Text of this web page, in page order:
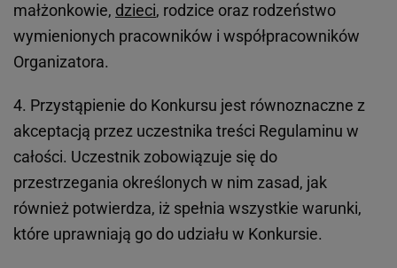
małżonkowie, dzieci, rodzice oraz rodzeństwo
wymienionych pracowników i współpracowników
Organizatora.
4. Przystąpienie do Konkursu jest równoznaczne z
akceptacją przez uczestnika treści Regulaminu w
całości. Uczestnik zobowiązuje się do
przestrzegania określonych w nim zasad, jak
również potwierdza, iż spełnia wszystkie warunki,
które uprawniają go do udziału w Konkursie.